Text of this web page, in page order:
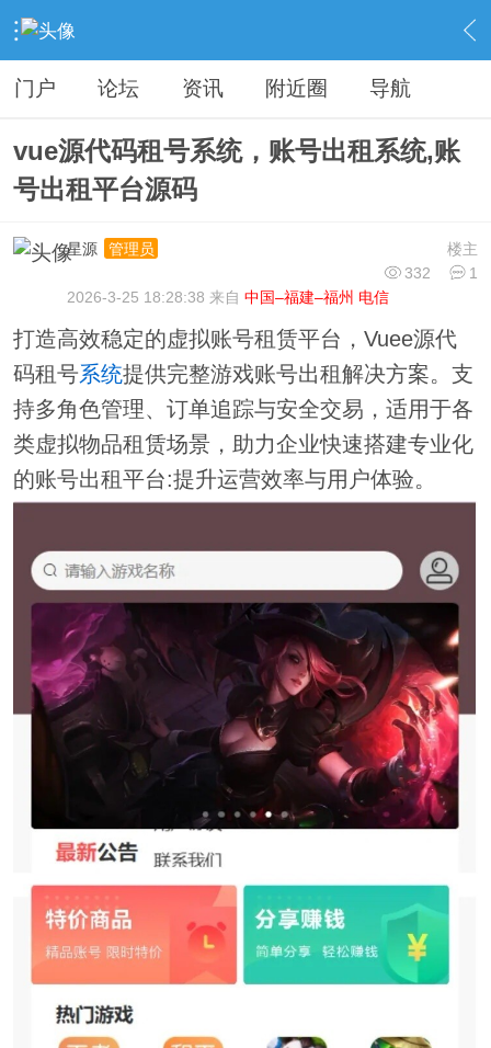
› 分类信息 › 源码模板 › 内容
门户 论坛 资讯 附近圈 导航
vue源代码租号系统，账号出租系统,账
号出租平台源码
楼主
星源
管理员
332
1
2026-3-25 18:28:38 来自 中国–福建–福州 电信
打造高效稳定的虚拟账号租赁平台，Vuee源代
码租号系统提供完整游戏账号出租解决方案。支
持多角色管理、订单追踪与安全交易，适用于各
类虚拟物品租赁场景，助力企业快速搭建专业化
的账号出租平台:提升运营效率与用户体验。